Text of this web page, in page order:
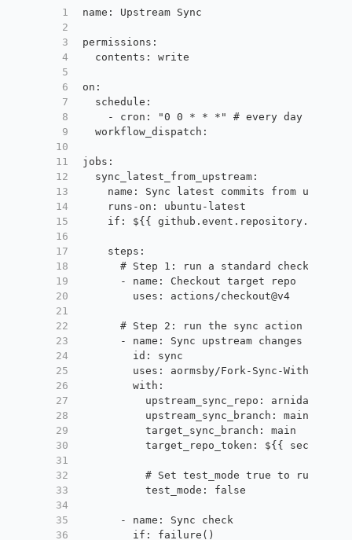
1
2
3
4
5
6
7
8
9
10
11
12
13
14
15
16
17
18
19
20
21
22
23
24
25
26
27
28
29
30
31
32
33
34
35
36
name: Upstream Sync
permissions:
  contents: write
on:
  schedule:
    - cron: "0 0 * * *" # every day
  workflow_dispatch:
jobs:
  sync_latest_from_upstream:
name: Sync latest commits from
    runs-on: ubuntu-latest
if: ${{ github.event.repository.fork
    steps:
# Step 1: run a standard checkout
      - name: Checkout target repo
        uses: actions/checkout@v4
      # Step 2: run the sync action
      - name: Sync upstream changes
        id: sync
uses: aormsby/Fork-Sync-With-
        with:
upstream_sync_repo: arnidan/
          upstream_sync_branch: main
          target_sync_branch: main
target_repo_token: ${{
# Set test_mode true to run
          test_mode: false
      - name: Sync check
        if: failure()